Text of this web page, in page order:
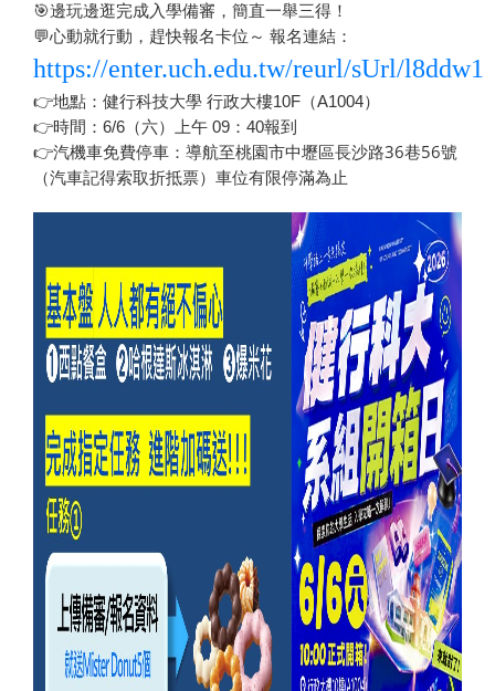
🎯邊玩邊逛完成入學備審，簡直一舉三得！
💬心動就行動，趕快報名卡位～ 報名連結：
https://enter.uch.edu.tw/reurl/sUrl/l8ddw1
👉地點：健行科技大學 行政大樓10F（A1004）
👉時間：6/6（六）上午 09：40報到
👉汽機車免費停車：導航至桃園市中壢區長沙路36巷56號
（汽車記得索取折抵票）車位有限停滿為止